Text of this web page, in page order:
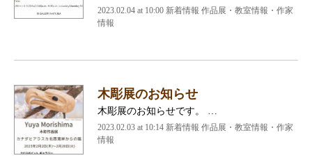
2023.02.04 at 10:00 新着情報 作品展・教室情報・作家
情報
木彫展のお知らせ
木彫展のお知らせです。 …
2023.02.03 at 10:14 新着情報 作品展・教室情報・作家
情報